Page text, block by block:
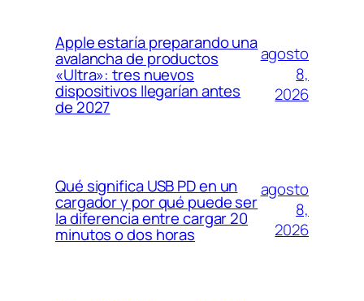
Apple estaría preparando una
avalancha de productos
«Ultra»: tres nuevos
dispositivos llegarían antes
de 2027
agosto
8,
2026
Qué significa USB PD en un
cargador y por qué puede ser
la diferencia entre cargar 20
minutos o dos horas
agosto
8,
2026